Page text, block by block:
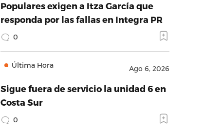
Populares exigen a Itza García que
responda por las fallas en Integra PR
0
Última Hora Ago 6, 2026
Sigue fuera de servicio la unidad 6 en
Costa Sur
0